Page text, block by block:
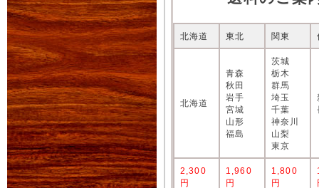
北海道 東北 関東
北海道
青森
秋田
岩手
宮城
山形
福島
茨城
栃木
群馬
埼玉
千葉
神奈川
山梨
東京
2,300
円
1,960
円
1,800
円